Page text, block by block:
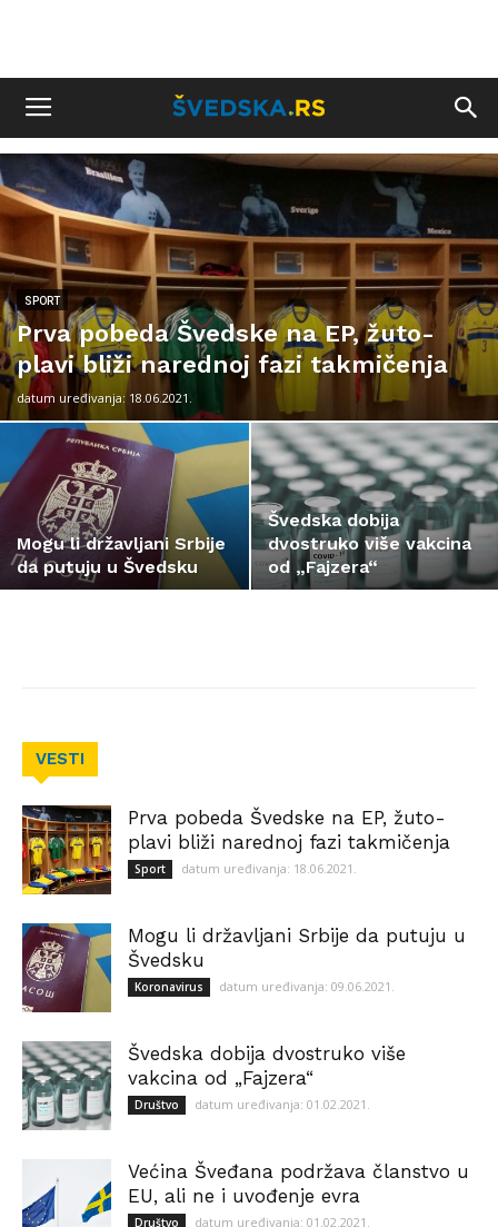
SPORT
Prva pobeda Švedske na EP, žuto-
plavi bliži narednoj fazi takmičenja
datum uređivanja: 18.06.2021.
Mogu li državljani Srbije
da putuju u Švedsku
Švedska dobija
dvostruko više vakcina
od „Fajzera“
VESTI
Prva pobeda Švedske na EP, žuto-
plavi bliži narednoj fazi takmičenja
Sport datum uređivanja: 18.06.2021.
Mogu li državljani Srbije da putuju u
Švedsku
Koronavirus datum uređivanja: 09.06.2021.
Švedska dobija dvostruko više
vakcina od „Fajzera“
Društvo datum uređivanja: 01.02.2021.
Većina Šveđana podržava članstvo u
EU, ali ne i uvođenje evra
Društvo datum uređivanja: 01.02.2021.